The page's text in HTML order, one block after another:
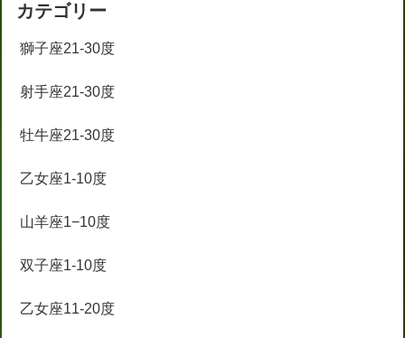
カテゴリー
獅子座21-30度
射手座21-30度
牡牛座21-30度
乙女座1-10度
山羊座1−10度
双子座1-10度
乙女座11-20度